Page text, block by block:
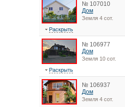
№ 107010
Дом
Земля 4 сот.
Раскрыть
№ 106977
Дом
Земля 10 сот.
Раскрыть
№ 106937
Дом
Земля 4 сот.